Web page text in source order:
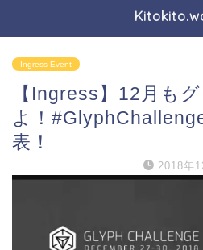
Ingress Event
【Ingress】12月も
よ！
表！
2018年